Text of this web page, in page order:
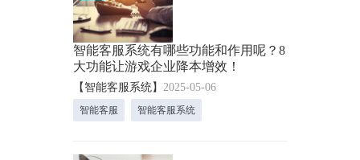
智能客服系统有哪些功能和作用呢？8
大功能让游戏企业降本增效！
【智能客服系统】2025-05-06
智能客服 智能客服系统